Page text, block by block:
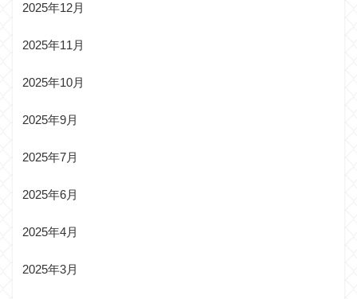
2025年12月
2025年11月
2025年10月
2025年9月
2025年7月
2025年6月
2025年4月
2025年3月